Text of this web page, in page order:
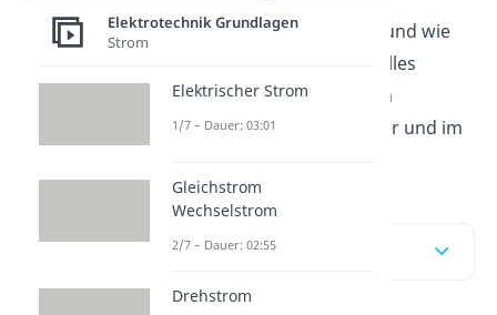
Was ist derSchwingkreis
und wie
funktioniert er? Das und alles
weitere Wichtige zu seinen
Vorgängen erfährst du hier und im
Inhaltsübersicht
Elektrotechnik Grundlagen
Strom
Elektrischer Strom
1/7 – Dauer: 03:01
Gleichstrom
Wechselstrom
2/7 – Dauer: 02:55
Drehstrom